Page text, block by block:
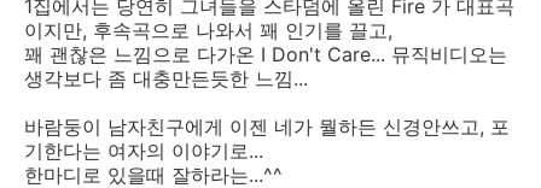
1집에서는 당연히 그녀들을 스타덤에 올린 Fire 가 대표곡
이지만, 후속곡으로 나와서 꽤 인기를 끌고,
꽤 괜찮은 느낌으로 다가온 I Don't Care... 뮤직비디오는
생각보다 좀 대충만든듯한 느낌...
바람둥이 남자친구에게 이젠 네가 뭘하든 신경안쓰고, 포
기한다는 여자의 이야기로...
한마디로 있을때 잘하라는...^^